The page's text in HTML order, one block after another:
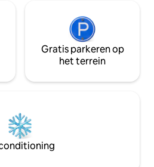
bad
aangelegde
inch tv +
heeft
matras - de
eigen
de keuken
en
Gratis parkeren op
het terrein